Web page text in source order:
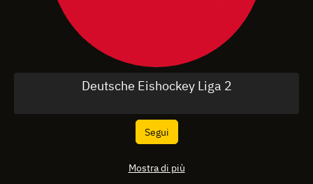
Deutsche Eishockey Liga 2
Segui
Mostra di più